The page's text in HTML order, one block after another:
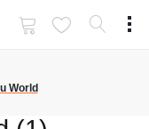
World